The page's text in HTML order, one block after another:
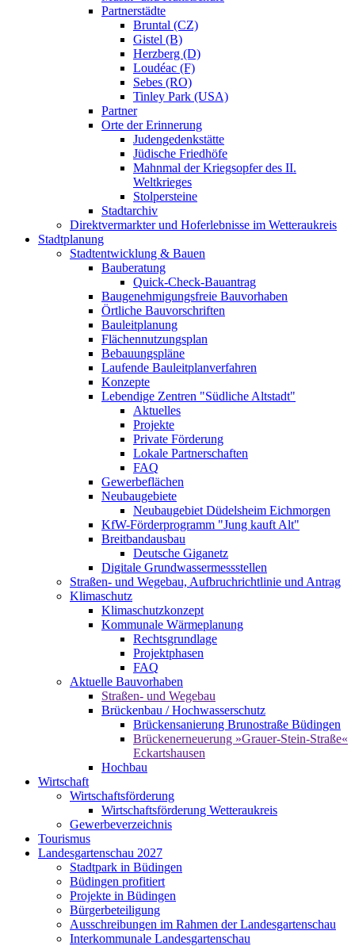
Partnerstädte
Bruntal (CZ)
Gistel (B)
Herzberg (D)
Loudéac (F)
Sebes (RO)
Tinley Park (USA)
Partner
Orte der Erinnerung
Judengedenkstätte
Jüdische Friedhöfe
Mahnmal der Kriegsopfer des II.
Weltkrieges
Stolpersteine
Stadtarchiv
Direktvermarkter und Hoferlebnisse im Wetteraukreis
Stadtplanung
Stadtentwicklung & Bauen
Bauberatung
Quick-Check-Bauantrag
Baugenehmigungsfreie Bauvorhaben
Örtliche Bauvorschriften
Bauleitplanung
Flächennutzungsplan
Bebauungspläne
Laufende Bauleitplanverfahren
Konzepte
Lebendige Zentren "Südliche Altstadt"
Aktuelles
Projekte
Private Förderung
Lokale Partnerschaften
FAQ
Gewerbeflächen
Neubaugebiete
Neubaugebiet Düdelsheim Eichmorgen
KfW-Förderprogramm "Jung kauft Alt"
Breitbandausbau
Deutsche Giganetz
Digitale Grundwassermessstellen
Straßen- und Wegebau, Aufbruchrichtlinie und Antrag
Klimaschutz
Klimaschutzkonzept
Kommunale Wärmeplanung
Rechtsgrundlage
Projektphasen
FAQ
Aktuelle Bauvorhaben
Straßen- und Wegebau
Brückenbau / Hochwasserschutz
Brückensanierung Brunostraße Büdingen
Brückenerneuerung »Grauer-Stein-Straße«
Eckartshausen
Hochbau
Wirtschaft
Wirtschaftsförderung
Wirtschaftsförderung Wetteraukreis
Gewerbeverzeichnis
Tourismus
Landesgartenschau 2027
Stadtpark in Büdingen
Büdingen profitiert
Projekte in Büdingen
Bürgerbeteiligung
Ausschreibungen im Rahmen der Landesgartenschau
Interkommunale Landesgartenschau